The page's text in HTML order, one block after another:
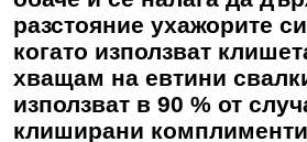
разстояние ухажорите
когато използват
хващам на евтини
използват в 90 % от
клиширани